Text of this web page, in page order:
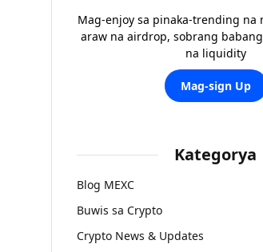
Mag-enjoy sa pinaka-trending na
araw na airdrop, sobrang
na liquidity
Mag-sign Up
Kategorya
Blog MEXC
Buwis sa Crypto
Crypto News & Updates